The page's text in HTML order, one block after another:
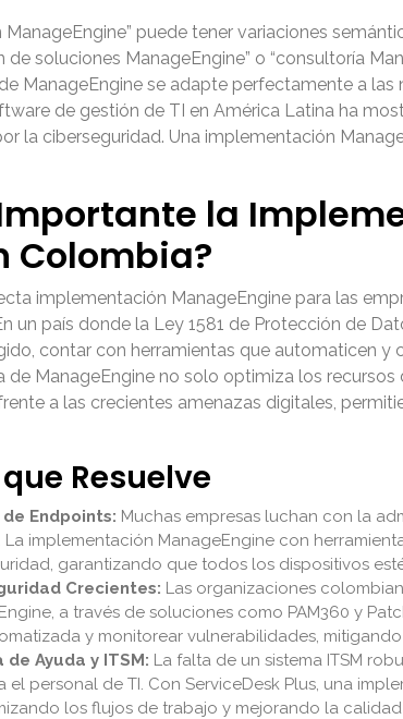
puede tener variaciones
de soluciones ManageEngine” o “consultoría
ManageEngine se adapte perfectamente a
de gestión de TI en América Latina ha
la ciberseguridad. Una implementación
Importante la
Colombia?
implementación ManageEngine para las
un país donde la Ley 1581 de Protección de
contar con herramientas que automaticen
ManageEngine no solo optimiza los
a las crecientes amenazas digitales,
Resuelve
Endpoints: Muchas empresas luchan con la
La implementación ManageEngine con
garantizando que todos los dispositivos
Crecientes: Las organizaciones
a través de soluciones como PAM360 y
y monitorear vulnerabilidades,
Ayuda y ITSM: La falta de un sistema ITSM
el personal de TI. Con ServiceDesk Plus, una
los flujos de trabajo y mejorando la